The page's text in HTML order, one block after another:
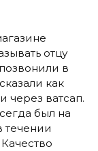
отцу
в
как
через ватсап.
был на
течении